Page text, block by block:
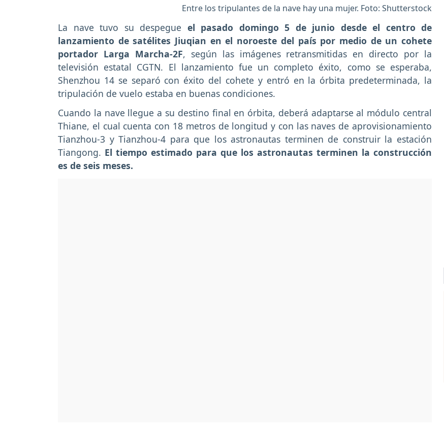
Entre los tripulantes de la nave hay una mujer. Foto: Shutterstock
La nave tuvo su despegue el pasado domingo 5 de junio desde el centro de
lanzamiento de satélites Jiuqian en el noroeste del país por medio de un cohete
portador Larga Marcha-2F, según las imágenes retransmitidas en directo por la
televisión estatal CGTN. El lanzamiento fue un completo éxito, como se esperaba,
Shenzhou 14 se separó con éxito del cohete y entró en la órbita predeterminada, la
tripulación de vuelo estaba en buenas condiciones.
Cuando la nave llegue a su destino final en órbita, deberá adaptarse al módulo central
Thiane, el cual cuenta con 18 metros de longitud y con las naves de aprovisionamiento
Tianzhou-3 y Tianzhou-4 para que los astronautas terminen de construir la estación
Tiangong. El tiempo estimado para que los astronautas terminen la construcción
es de seis meses.